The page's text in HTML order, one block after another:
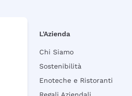
L'Azienda
Chi Siamo
Sostenibilità
Enoteche e Ristoranti